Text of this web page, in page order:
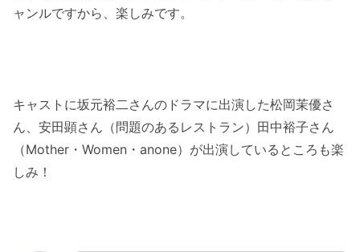
ャンルですから、楽しみです。
キャストに坂元裕二さんのドラマに出演した松岡茉優さ
ん、安田顕さん（問題のあるレストラン）田中裕子さん
（Mother・Women・anone）が出演しているところも楽
しみ！